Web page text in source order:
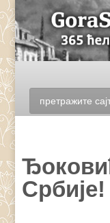
Србије!